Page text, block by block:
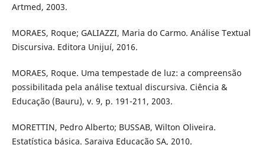
Artmed, 2003.
MORAES, Roque; GALIAZZI, Maria do Carmo. Análise Textual
Discursiva. Editora Unijuí, 2016.
MORAES, Roque. Uma tempestade de luz: a compreensão
possibilitada pela análise textual discursiva. Ciência &
Educação (Bauru), v. 9, p. 191-211, 2003.
MORETTIN, Pedro Alberto; BUSSAB, Wilton Oliveira.
Estatística básica. Saraiva Educação SA, 2010.